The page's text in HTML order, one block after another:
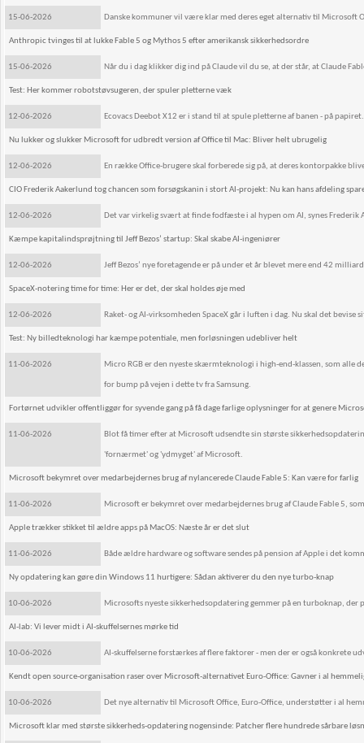
15-06-2026 Danske kommuner vil være klar med deres eget alternativ til Microsoft
Anthropic tvinges til at lukke Fable 5 og Mythos 5 efter amerikansk sikkerhedsordre
15-06-2026 Når du i dag klikker dig ind på Claude vil du se, at der står, at Claude
Test: Her kommer robotstøvsugeren, der spuler pletterne væk
12-06-2026 Ecovacs Deebot X12 er i stand til at spule pletterne af banen - på
Nu lukker og slukker Microsoft for udbredt version af Office til Mac: Bliver helt ubrugelig
12-06-2026 En række Office-brugere skal forberede sig på, at deres kontorpakke
CIO Frederik Aakerlund tog chancen som forsøgskanin i stort AI-projekt: Nu kan hans afdeling
12-06-2026 Det var virkelig svært at finde fodfæste i al hypen om AI, synes Frederik
Kæmpe kapitalindsprøjtning til Jeff Bezos’ startup: Skal skabe AI-ingeniører
12-06-2026 Jeff Bezos’ nye foretagende er på under et år blevet mere end 42
SpaceX-notering time for time: Her er det, der skal holdes øje med
12-06-2026 Raket- og AI-virksomheden SpaceX går i luften i dag. Nu skal det
Test: Ny billedteknologi har kæmpe potentiale, men forløsningen udebliver helt
11-06-2026 Micro RGB er den nyeste skærmteknologi i high-end-klassen, som
for bump på vejen i dette tv fra Samsung.
Fortørnet udvikler offentliggør for syvende gang på få dage farlige oplysninger for at genere
11-06-2026 Blot få timer efter at Microsoft udsendte sin største
'fornærmet' og 'ydmyget' af Microsoft.
Microsoft bekymret over medarbejdernes brug af nylancerede Claude Fable 5: Kan være for farlig
11-06-2026 Microsoft er bekymret over medarbejdernes brug af Claude Fable 5,
Apple trækker stikket til ældre apps på MacOS: Næste år er det slut
11-06-2026 Både ældre hardware og software sendes på pension af Apple i det
Ny opdatering kan gøre din Windows 11 hurtigere: Sådan aktiverer du den nye turbo-knap
10-06-2026 Microsofts nyeste sikkerhedsopdatering gemmer på en turboknap,
AI-lab: Vi lever midt i AI-skuffelsernes mørke tid
10-06-2026 AI-skuffelserne forstærkes af flere faktorer - men der er også konkrete
Kendt open source-organisation raser over Microsoft-alternativet Euro-Office: Gavner i al
10-06-2026 Det nye alternativ til Microsoft Office, Euro-Office, understøtter i al
Microsoft klar med største sikkerheds-opdatering nogensinde: Patcher flere hundrede sårbare